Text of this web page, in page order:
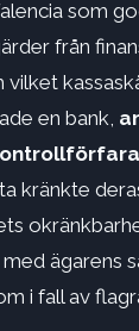
som
från
vilket
en bank,
kränkte
ägarens
i fall av